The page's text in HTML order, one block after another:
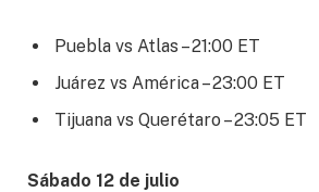
Puebla vs Atlas – 21:00 ET
Juárez vs América – 23:00 ET
Tijuana vs Querétaro – 23:05 ET
Sábado 12 de julio